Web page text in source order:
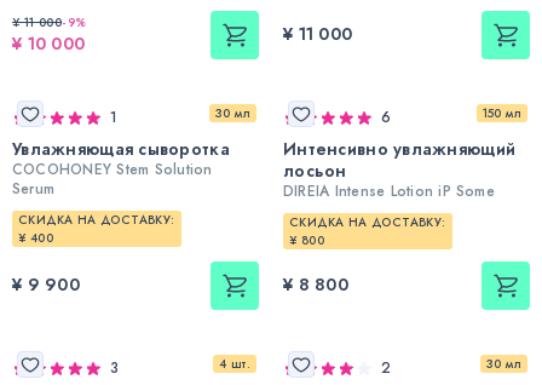
¥ 11 000- 9%
¥ 10 000 ¥ 11 000
30 мл
1
Увлажняющая сыворотка
COCOHONEY Stem Solution
Serum
СКИДКА НА ДОСТАВКУ:
¥ 400
¥ 9 900
150 мл
6
Интенсивно увлажняющий
лосьон
DIREIA Intense Lotion iP Some
СКИДКА НА ДОСТАВКУ:
¥ 800
¥ 8 800
4 шт.
3 30 мл
2